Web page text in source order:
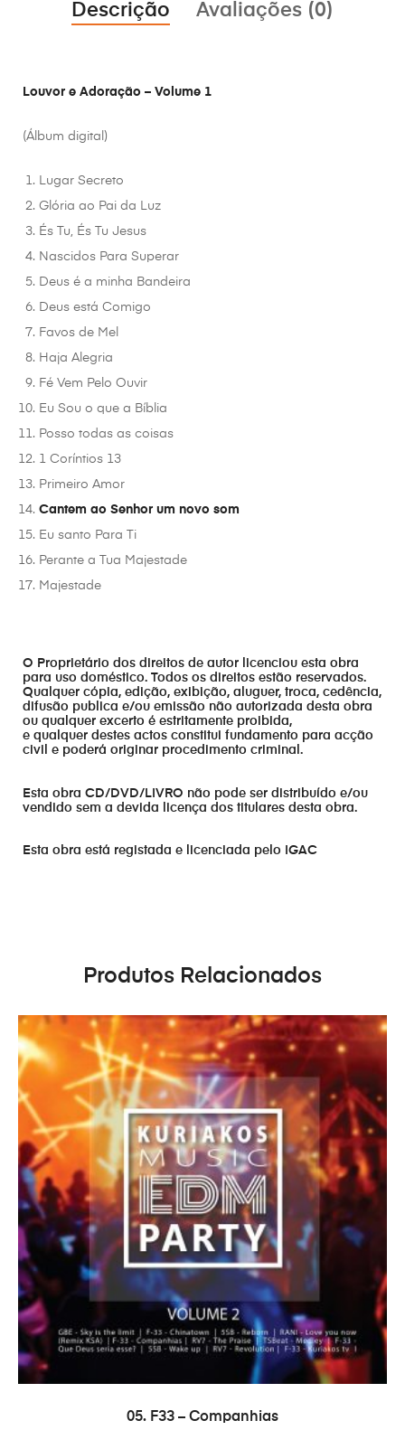
Descrição Avaliações (0)
Louvor e Adoração – Volume 1
(Álbum digital)
Lugar Secreto
Glória ao Pai da Luz
És Tu, És Tu Jesus
Nascidos Para Superar
Deus é a minha Bandeira
Deus está Comigo
Favos de Mel
Haja Alegria
Fé Vem Pelo Ouvir
Eu Sou o que a Bíblia
Posso todas as coisas
1 Coríntios 13
Primeiro Amor
Cantem ao Senhor um novo som
Eu santo Para Ti
Perante a Tua Majestade
Majestade
O Proprietário dos direitos de autor licenciou esta obra
para uso doméstico. Todos os direitos estão reservados.
Qualquer cópia, edição, exibição, aluguer, troca, cedência,
difusão publica e/ou emissão não autorizada desta obra
ou qualquer excerto é estritamente proibida,
e qualquer destes actos constitui fundamento para acção
civil e poderá originar procedimento criminal.
Esta obra CD/DVD/LIVRO não pode ser distribuído e/ou
vendido sem a devida licença dos titulares desta obra.
Esta obra está registada e licenciada pelo IGAC
Produtos Relacionados
ADICIONAR
05. F33 – Companhias